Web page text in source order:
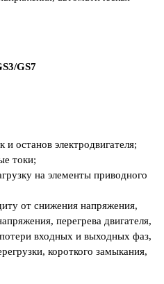
GS7
и останов электродвигателя;
токи;
на элементы приводного
от снижения напряжения,
перегрева двигателя,
входных и выходных фаз,
короткого замыкания,